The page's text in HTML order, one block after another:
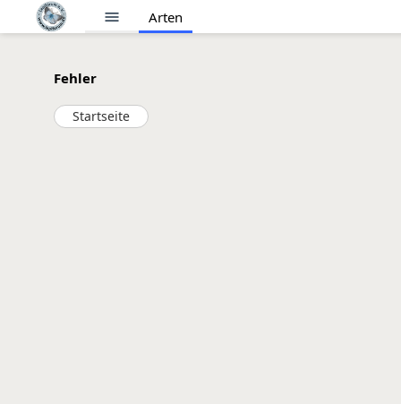
menu Arten
Fehler
Startseite